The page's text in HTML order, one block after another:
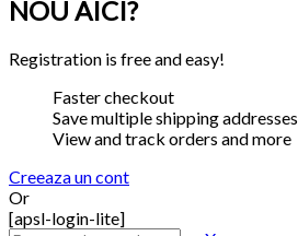
NOU AICI?
Registration is free and easy!
Faster checkout
Save multiple shipping addresses
View and track orders and more
Creeaza un cont
Or
[apsl-login-lite]